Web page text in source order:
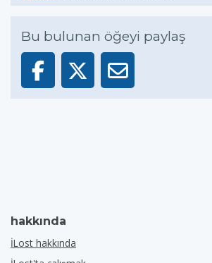
Bu bulunan öğeyi paylaş
hakkında
İLost hakkında